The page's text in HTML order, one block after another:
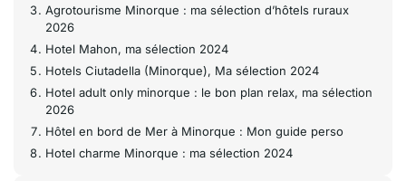
Agrotourisme Minorque : ma sélection d’hôtels ruraux
2026
Hotel Mahon, ma sélection 2024
Hotels Ciutadella (Minorque), Ma sélection 2024
Hotel adult only minorque : le bon plan relax, ma sélection
2026
Hôtel en bord de Mer à Minorque : Mon guide perso
Hotel charme Minorque : ma sélection 2024